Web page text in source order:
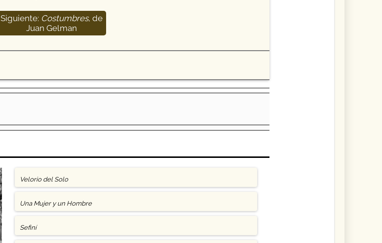
Siguiente: Costumbres, de
Juan Gelman
Velorio del Solo
Una Mujer y un Hombre
Sefiní